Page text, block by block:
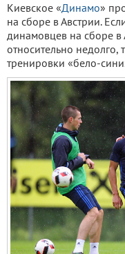
Киевское «Динамо»
на сборе в Австрии.
динамовцев на сборе
относительно недолго,
тренировки «бело-